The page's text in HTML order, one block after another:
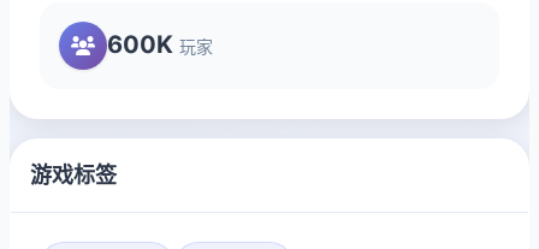
600K 玩家
游戏标签